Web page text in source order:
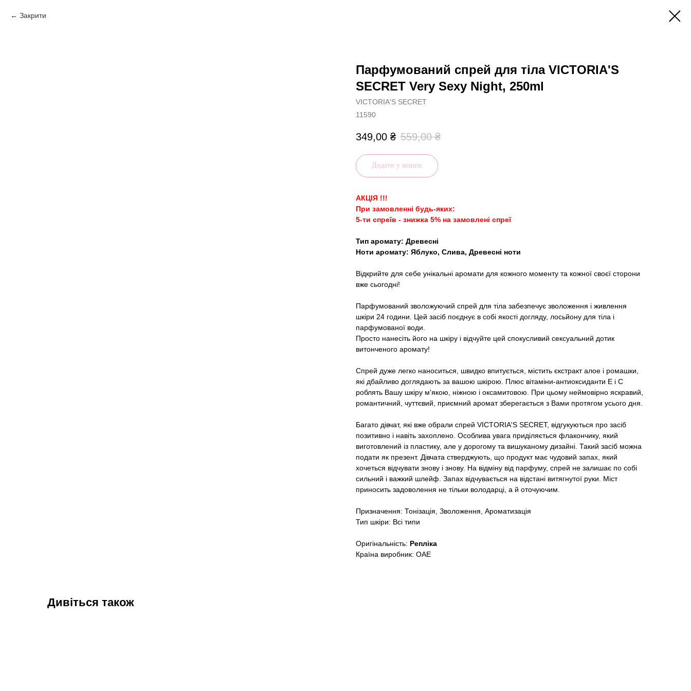
Закрити
Парфумований спрей для тіла VICTORIA'S
SECRET Very Sexy Night, 250ml
VICTORIA'S SECRET
11590
349,00 ₴ 559,00 ₴
Додати у кошик
АКЦІЯ !!!
При замовленні будь-яких:
5-ти спреїв - знижка 5% на замовлені спреї
Тип аромату: Древесні
Ноти аромату: Яблуко, Слива, Древесні ноти
Відкрийте для себе унікальні аромати для кожного моменту та кожної своєї сторони
вже сьогодні!
Парфумований зволожуючий спрей для тіла забезпечує зволоження і живлення
шкіри 24 години. Цей засіб поєднує в собі якості догляду, лосьйону для тіла і
парфумованої води.
Просто нанесіть його на шкіру і відчуйте цей спокусливий сексуальний дотик
витонченого аромату!
Спрей дуже легко наноситься, швидко впитується, містить єкстракт алое і ромашки,
які дбайливо доглядають за вашою шкірою. Плюс вітаміни-антиоксиданти Е і С
роблять Вашу шкіру м'якою, ніжною і оксамитовою. При цьому неймовірно яскравий,
романтичний, чуттєвий, приємний аромат зберегається з Вами протягом усього дня.
Багато дівчат, які вже обрали спрей VICTORIA'S SECRET, відгукуються про засіб
позитивно і навіть захоплено. Особлива увага приділяється флакончику, який
виготовлений із пластику, але у дорогому та вишуканому дизайні. Такий засіб можна
подати як презент. Дівчата стверджують, що продукт має чудовий запах, який
хочеться відчувати знову і знову. На відміну від парфуму, спрей не залишає по собі
сильний і важкий шлейф. Запах відчувається на відстані витягнутої руки. Міст
приносить задоволення не тільки володарці, а й оточуючим.
Призначення: Тонізація, Зволоження, Ароматизація
Тип шкіри: Всі типи
Оригінальність: Репліка
Країна виробник: ОАЕ
Дивіться також